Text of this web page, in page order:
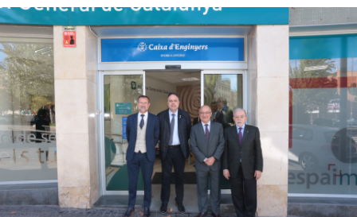
d
e
p
r
t
e
g
o
A
n
c
l
r
d
e
c